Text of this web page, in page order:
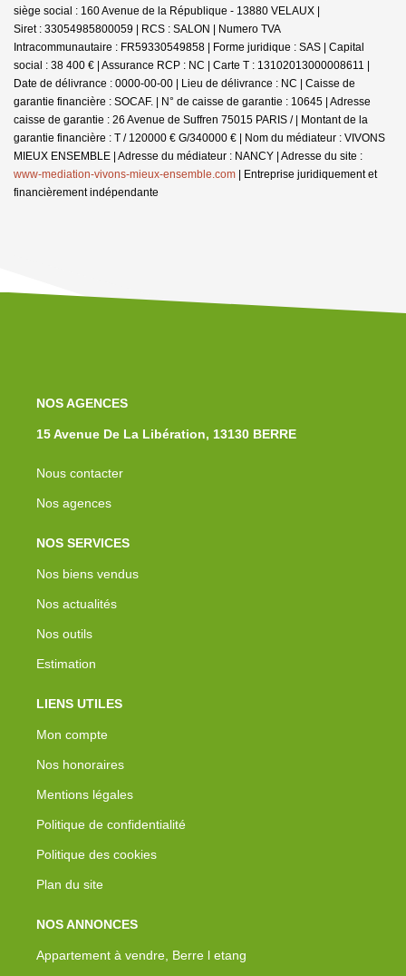
siège social : 160 Avenue de la République - 13880 VELAUX |
Siret : 33054985800059 | RCS : SALON | Numero TVA
Intracommunautaire : FR59330549858 | Forme juridique : SAS | Capital
social : 38 400 € | Assurance RCP : NC | Carte T : 13102013000008611 |
Date de délivrance : 0000-00-00 | Lieu de délivrance : NC | Caisse de
garantie financière : SOCAF. | N° de caisse de garantie : 10645 | Adresse
caisse de garantie : 26 Avenue de Suffren 75015 PARIS / | Montant de la
garantie financière : T / 120000 € G/340000 € | Nom du médiateur : VIVONS
MIEUX ENSEMBLE | Adresse du médiateur : NANCY | Adresse du site :
www-mediation-vivons-mieux-ensemble.com | Entreprise juridiquement et
financièrement indépendante
NOS AGENCES
15 Avenue De La Libération, 13130 BERRE
Nous contacter
Nos agences
NOS SERVICES
Nos biens vendus
Nos actualités
Nos outils
Estimation
LIENS UTILES
Mon compte
Nos honoraires
Mentions légales
Politique de confidentialité
Politique des cookies
Plan du site
NOS ANNONCES
Appartement à vendre, Berre l etang